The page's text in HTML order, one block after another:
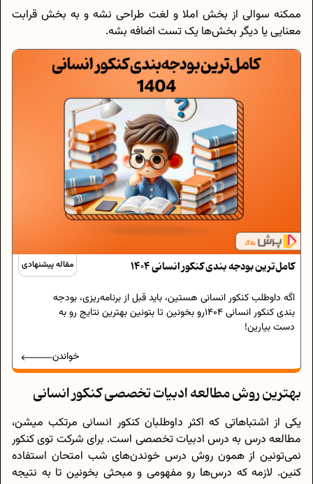
ممکنه سوالی از بخش املا و لغت طراحی نشه و به بخش قرابت
معنایی یا دیگر بخش‌ها یک تست اضافه بشه.
مقاله پیشنهادی کامل‌ترین بودجه بندی کنکور انسانی 1404
اگه داوطلب کنکور انسانی هستین، باید قبل از برنامه‌ریزی، بودجه
بندی کنکور انسانی 1404رو بخونین تا بتونین بهترین نتایج رو به
دست بیارین!
خواندن
بهترین روش مطالعه ادبیات تخصصی کنکور انسانی
یکی از اشتباهاتی که اکثر داوطلبان کنکور انسانی مرتکب میشن،
مطالعه درس به درس ادبیات تخصصی است. برای شرکت توی کنکور
نمی‌تونین از همون روش درس خوندن‌های شب امتحان استفاده
کنین. لازمه که درس‌ها رو مفهومی و مبحثی بخونین تا به نتیجه